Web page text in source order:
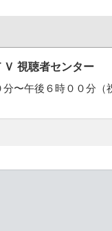
視聴者センター
午後６時００分（